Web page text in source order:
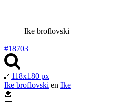
Ike broflovski
#18703
118x180 px
Ike broflovski en Ike